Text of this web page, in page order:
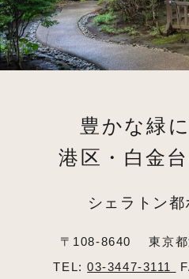
豊かな緑
港区・白金
シェラトン
〒108-8640
東京
TEL:03-3447-3111